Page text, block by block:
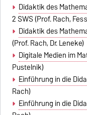
Didaktik des
2 SWS (Prof. Rach,
Didaktik des
(Prof. Rach, Dr. Leneke)
Digitale Medien im
Pustelnik)
Einführung in die
Rach)
Einführung in die